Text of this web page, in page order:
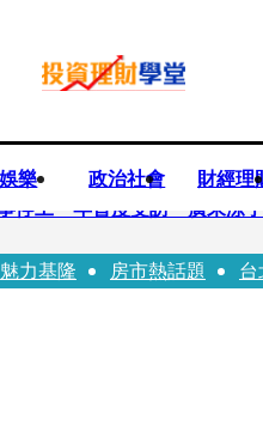
娛樂 政治社會 財經理
停工一年首度受訪 廣末涼
戰科技圈！前AV女優當工
魅力基隆 房市熱話題